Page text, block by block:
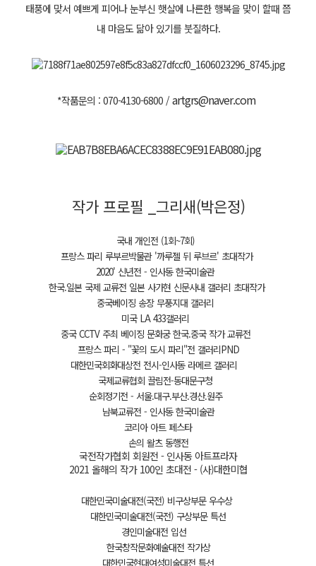
태풍에 맞서 예쁘게 피어나눈부신 햇살에 나른한 행복을 맞이 할때 쯤
​내 마음도 닮아 있기를 붓질하다.
*작품문의 : 070-4130-6800 / artgrs@naver.com
작가 프로필 _그리새(박은정)
국내 개인전 (1회~7회)
프랑스 파리 루부르박물관 '까루젤 뒤 루브르' 초대작가
2020' 신년전 - 인사동 한국미술관
한국.일본 국제 교류전 일본 사가현 신문사내 갤러리 초대작가
중국베이징 송장 무풍지대 갤러리
미국 LA 433갤러리
중국 CCTV 주최 베이징 문화궁 한국.중국 작가 교류전
프랑스 파리 - "꽃의 도시 파리"전 갤러리PND
대한민국회화대상전 전시-인사동 라메르 갤러리
국제교류협회 끌림전-동대문구청
순회정기전 - 서울.대구.부산.경산.원주
남북교류전 - 인사동 한국미술관
코리아 아트 페스타
손의 왈츠 동행전
국전작가협회 회원전 - 인사동 아트프라자
2021 올해의 작가 100인 초대전 - (사)대한미협
대한민국미술대전(국전) 비구상부문 우수상
대한민국미술대전(국전) 구상부문 특선
경인미술대전 입선
한국창작문화예술대전 작가상
대한민국현대여성미술대전 특선